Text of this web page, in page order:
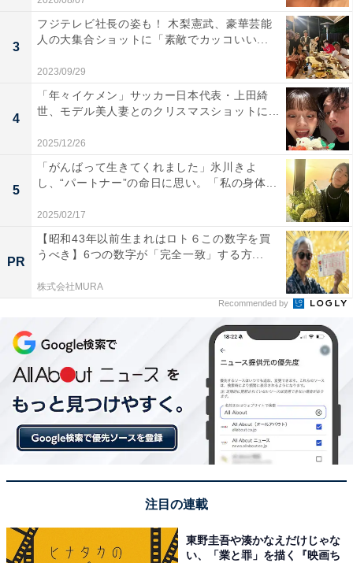
3
フジテレビ社長の姿も！ 木梨憲武、豪華芸能
人の大集合ショットに「素敵でカッコいい...
2023/09/29
4
「年々イケメン」サッカー日本代表・上田綺
世、モデル美人妻とのクリスマスショットに...
2025/12/26
5
「がんばって生きてくれました」氷川きよ
し、“パートナー”の命日に思い。「私の身体...
2025/02/17
PR
【昭和43年以前生まれはロト６この数字を買
うべき】6つの数字が「完全一致」する方...
株式会社MURA
Recommended by
注目の連載
東野圭吾や湊かなえだけじゃな
い、「業と罪」を描く『映画ち